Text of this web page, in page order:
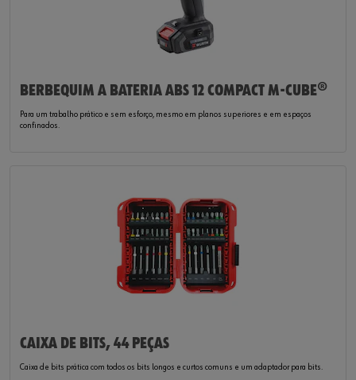
BERBEQUIM A BATERIA ABS 12 COMPACT M-CUBE®
Para um trabalho prático e sem esforço, mesmo em planos superiores e em espaços
confinados.
CAIXA DE BITS, 44 PEÇAS
Caixa de bits prática com todos os bits longos e curtos comuns e um adaptador para bits.